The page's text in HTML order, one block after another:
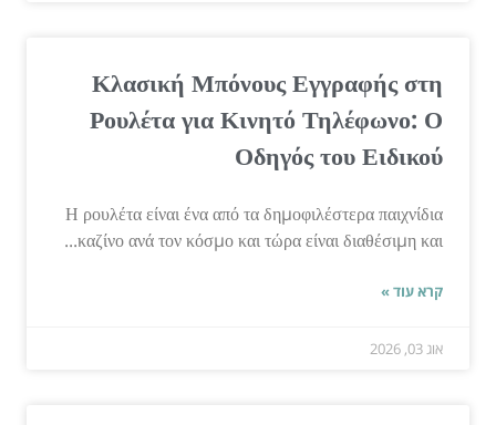
Κλασική Μπόνους Εγγραφής στη
Ρουλέτα για Κινητό Τηλέφωνο: Ο
Οδηγός του Ειδικού
Η ρουλέτα είναι ένα από τα δημοφιλέστερα παιχνίδια
καζίνο ανά τον κόσμο και τώρα είναι διαθέσιμη και...
קרא עוד »
אוג 03, 2026